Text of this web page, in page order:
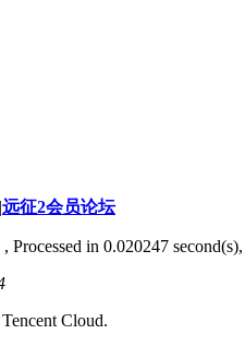
|远征2会员论坛
, Processed in 0.020247
Cloud.